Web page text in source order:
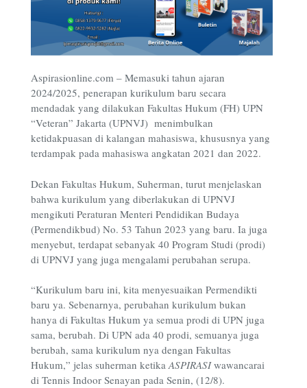
Aspirasionline.com – Memasuki tahun ajaran
2024/2025, penerapan kurikulum baru secara
mendadak yang dilakukan Fakultas Hukum (FH) UPN
“Veteran” Jakarta (UPNVJ) menimbulkan
ketidakpuasan di kalangan mahasiswa, khususnya yang
terdampak pada mahasiswa angkatan 2021 dan 2022.
Dekan Fakultas Hukum, Suherman, turut menjelaskan
bahwa kurikulum yang diberlakukan di UPNVJ
mengikuti Peraturan Menteri Pendidikan Budaya
(Permendikbud) No. 53 Tahun 2023 yang baru. Ia juga
menyebut, terdapat sebanyak 40 Program Studi (prodi)
di UPNVJ yang juga mengalami perubahan serupa.
“Kurikulum baru ini, kita menyesuaikan Permendikti
baru ya. Sebenarnya, perubahan kurikulum bukan
hanya di Fakultas Hukum ya semua prodi di UPN juga
sama, berubah. Di UPN ada 40 prodi, semuanya juga
berubah, sama kurikulum nya dengan Fakultas
Hukum,” jelas suherman ketikaASPIRASIwawancarai
di Tennis Indoor Senayan pada Senin, (12/8).